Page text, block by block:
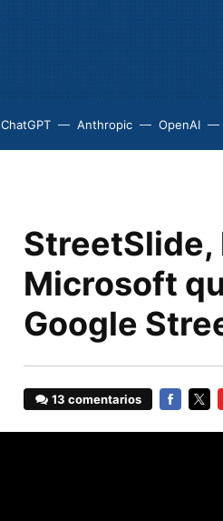
ChatGPT Anthropic OpenAI
StreetSlide,
Microsoft
Google
13 comentarios